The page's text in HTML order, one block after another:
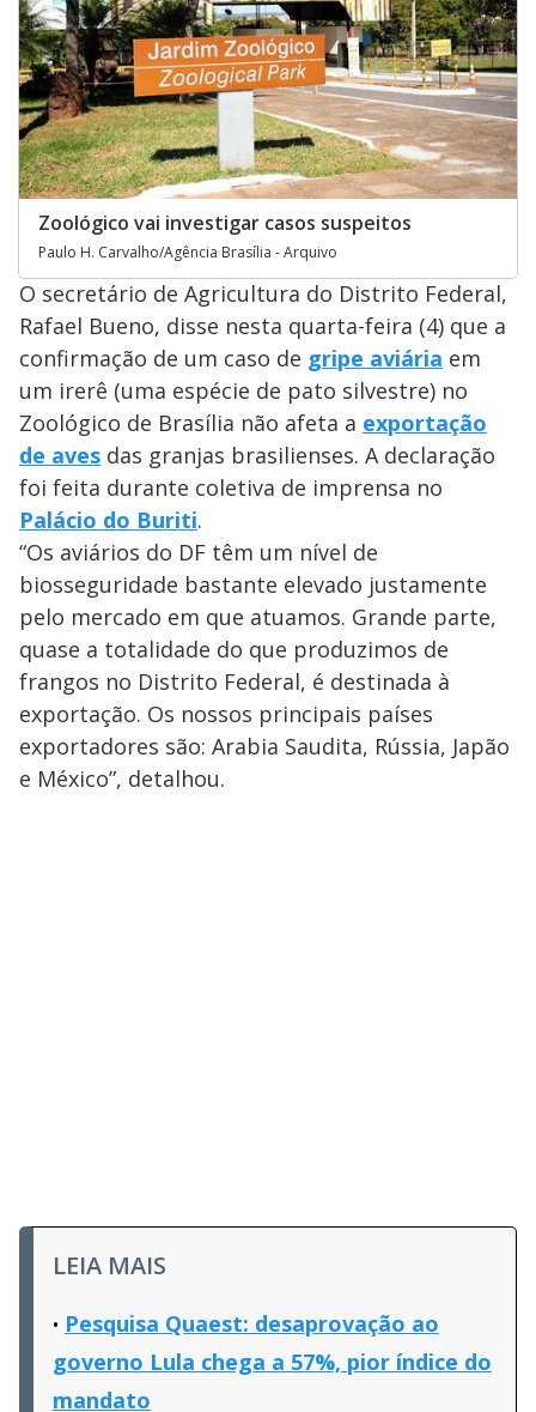
Zoológico vai investigar casos suspeitos
Paulo H. Carvalho/Agência Brasília - Arquivo
O secretário de Agricultura do Distrito Federal,
Rafael Bueno, disse nesta quarta-feira (4) que a
confirmação de um caso de gripe aviária em
um irerê (uma espécie de pato silvestre) no
Zoológico de Brasília não afeta a exportação
de aves das granjas brasilienses. A declaração
foi feita durante coletiva de imprensa no
Palácio do Buriti.
“Os aviários do DF têm um nível de
biosseguridade bastante elevado justamente
pelo mercado em que atuamos. Grande parte,
quase a totalidade do que produzimos de
frangos no Distrito Federal, é destinada à
exportação. Os nossos principais países
exportadores são: Arabia Saudita, Rússia, Japão
e México”, detalhou.
LEIA MAIS
Pesquisa Quaest: desaprovação ao
governo Lula chega a 57%, pior índice do
mandato